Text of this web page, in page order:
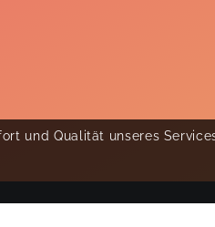
und Qualität unseres